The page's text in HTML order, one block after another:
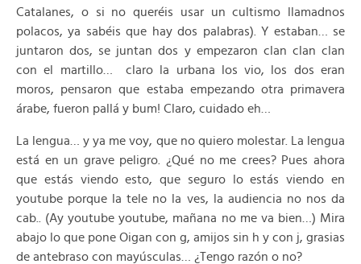
Catalanes, o si no queréis usar un cultismo llamadnos
polacos, ya sabéis que hay dos palabras). Y estaban… se
juntaron dos, se juntan dos y empezaron clan clan clan
con el martillo… claro la urbana los vio, los dos eran
moros, pensaron que estaba empezando otra primavera
árabe, fueron pallá y bum! Claro, cuidado eh…
La lengua… y ya me voy, que no quiero molestar. La lengua
está en un grave peligro. ¿Qué no me crees? Pues ahora
que estás viendo esto, que seguro lo estás viendo en
youtube porque la tele no la ves, la audiencia no nos da
cab.. (Ay youtube youtube, mañana no me va bien…) Mira
abajo lo que pone Oigan con g, amijos sin h y con j, grasias
de antebraso con mayúsculas… ¿Tengo razón o no?